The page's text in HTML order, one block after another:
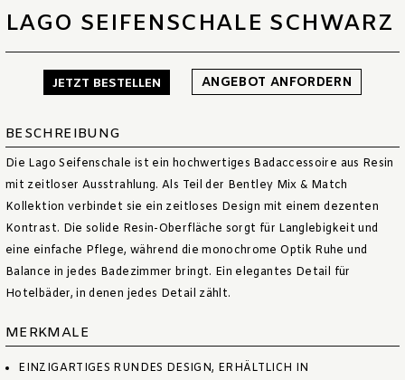
LAGO SEIFENSCHALE SCHWARZ
JETZT BESTELLEN ANGEBOT ANFORDERN
BESCHREIBUNG
Die Lago Seifenschale ist ein hochwertiges Badaccessoire aus Resin
mit zeitloser Ausstrahlung. Als Teil der Bentley Mix & Match
Kollektion verbindet sie ein zeitloses Design mit einem dezenten
Kontrast. Die solide Resin-Oberfläche sorgt für Langlebigkeit und
eine einfache Pflege, während die monochrome Optik Ruhe und
Balance in jedes Badezimmer bringt. Ein elegantes Detail für
Hotelbäder, in denen jedes Detail zählt.
MERKMALE
EINZIGARTIGES RUNDES DESIGN, ERHÄLTLICH IN